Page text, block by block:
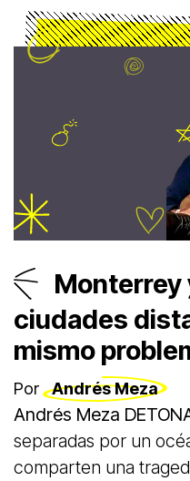
Monterrey
ciudades
mismo
Por Andrés Meza
Andrés Meza
separadas por un
comparten una